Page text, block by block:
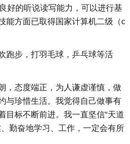
好的听说读写能力，可以进行基
能方面已取得国家计算机二级（c
步，打羽毛球，乒乓球等活
态度端正，为人谦虚谨慎，做
与珍惜生活。我觉得自己做事有
目标不断前进。我一直坚信“天道
勤奋地学习、工作，一定会有所